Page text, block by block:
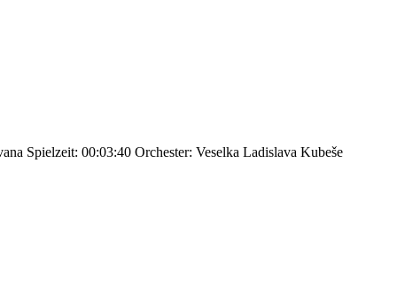
Spielzeit: 00:03:40 Orchester: Veselka Ladislava Kubeše